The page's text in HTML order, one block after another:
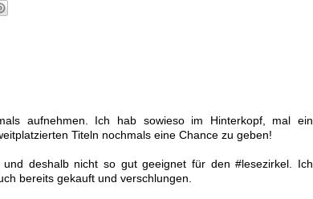
aufnehmen. Ich hab sowieso im Hinterkopf, mal ein
Titeln nochmals eine Chance zu geben!
und deshalb nicht so gut geeignet für den #lesezirkel. Ich
bereits gekauft und verschlungen.